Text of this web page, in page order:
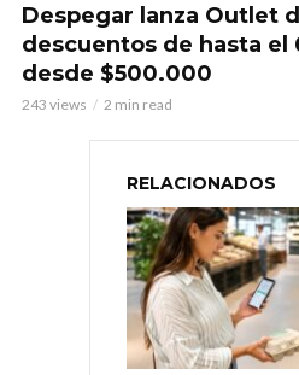
Despegar lanza Outlet
descuentos de hasta el
desde $500.000
243 views 2 min read
RELACIONADOS